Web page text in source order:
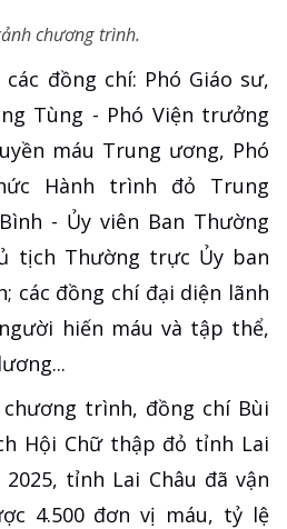
chương trình.
đồng chí: Phó Giáo sư,
Tùng - Phó Viện trưởng
máu Trung ương, Phó
Hành trình đỏ Trung
- Ủy viên Ban Thường
tịch Thường trực Ủy ban
các đồng chí đại diện lãnh
hiến máu và tập thể,
trình, đồng chí Bùi
Hội Chữ thập đỏ tỉnh Lai
tỉnh Lai Châu đã vận
4.500 đơn vị máu, tỷ lệ